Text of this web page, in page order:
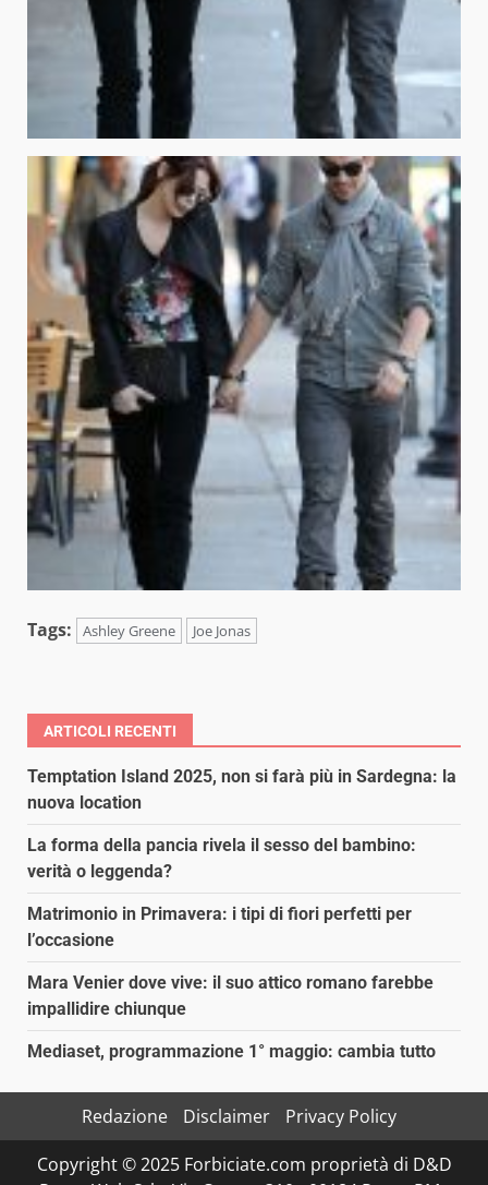
Tags: Ashley Greene Joe Jonas
ARTICOLI RECENTI
Temptation Island 2025, non si farà più in Sardegna: la
nuova location
La forma della pancia rivela il sesso del bambino:
verità o leggenda?
Matrimonio in Primavera: i tipi di fiori perfetti per
l’occasione
Mara Venier dove vive: il suo attico romano farebbe
impallidire chiunque
Mediaset, programmazione 1° maggio: cambia tutto
Redazione Disclaimer
Privacy Policy
Copyright © 2025 Forbiciate.com proprietà di D&D